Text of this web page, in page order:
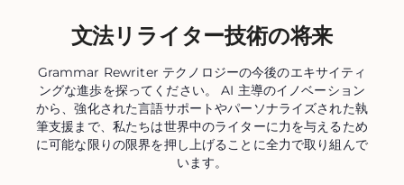
文法リライター技術の将来
Grammar Rewriter テクノロジーの今後のエキサイティ
ングな進歩を探ってください。 AI 主導のイノベーション
から、強化された言語サポートやパーソナライズされた執
筆支援まで、私たちは世界中のライターに力を与えるため
に可能な限りの限界を押し上げることに全力で取り組んで
います。